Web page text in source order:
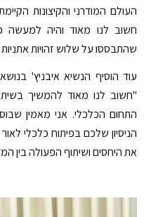
העולם המודרני והקיצונות
חשוב לנו מאוד והיה למעשה
שהתבססו על שלוש זהויות אתניות
עוד הוסיף הנשיא איבניץ'
"חשוב לנו מאוד להמשיך
התחום הכלכלי. אני מאמין
הניסיון שלכם בפיתוח כלכלי
את היחסים ושיתוף הפעולה בין